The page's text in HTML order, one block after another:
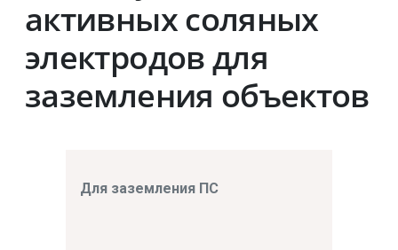
активных соляных
электродов для
заземления объектов
Для заземления ПС